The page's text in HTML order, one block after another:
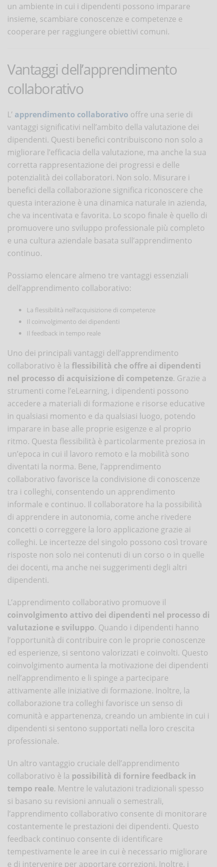
un ambiente in cui i dipendenti possono imparare
insieme, scambiare conoscenze e competenze e
cooperare per raggiungere obiettivi comuni.
Vantaggi dell’apprendimento
collaborativo
L’ apprendimento collaborativo offre una serie di
vantaggi significativi nell’ambito della valutazione dei
dipendenti. Questi benefici contribuiscono non solo a
migliorare l’efficacia della valutazione, ma anche la sua
corretta rappresentazione dei progressi e delle
potenzialità dei collaboratori. Non solo. Misurare i
benefici della collaborazione significa riconoscere che
questa interazione è una dinamica naturale in azienda,
che va incentivata e favorita. Lo scopo finale è quello di
promuovere uno sviluppo professionale più completo
e una cultura aziendale basata sull’apprendimento
continuo.
Possiamo elencare almeno tre vantaggi essenziali
dell’apprendimento collaborativo:
La flessibilità nell’acquisizione di competenze
Il coinvolgimento dei dipendenti
Il feedback in tempo reale
Uno dei principali vantaggi dell’apprendimento
collaborativo è la flessibilità che offre ai dipendenti
nel processo di acquisizione di competenze. Grazie a
strumenti come l’eLearning, i dipendenti possono
accedere a materiali di formazione e risorse educative
in qualsiasi momento e da qualsiasi luogo, potendo
imparare in base alle proprie esigenze e al proprio
ritmo. Questa flessibilità è particolarmente preziosa in
un’epoca in cui il lavoro remoto e la mobilità sono
diventati la norma. Bene, l’apprendimento
collaborativo favorisce la condivisione di conoscenze
tra i colleghi, consentendo un apprendimento
informale e continuo. Il collaboratore ha la possibilità
di apprendere in autonomia, come anche rivedere
concetti o correggere la loro applicazione grazie ai
colleghi. Le incertezze del singolo possono così trovare
risposte non solo nei contenuti di un corso o in quelle
dei docenti, ma anche nei suggerimenti degli altri
dipendenti.
L’apprendimento collaborativo promuove il
coinvolgimento attivo dei dipendenti nel processo di
valutazione e sviluppo. Quando i dipendenti hanno
l’opportunità di contribuire con le proprie conoscenze
ed esperienze, si sentono valorizzati e coinvolti. Questo
coinvolgimento aumenta la motivazione dei dipendenti
nell’apprendimento e li spinge a partecipare
attivamente alle iniziative di formazione. Inoltre, la
collaborazione tra colleghi favorisce un senso di
comunità e appartenenza, creando un ambiente in cui i
dipendenti si sentono supportati nella loro crescita
professionale.
Un altro vantaggio cruciale dell’apprendimento
collaborativo è la possibilità di fornire feedback in
tempo reale. Mentre le valutazioni tradizionali spesso
si basano su revisioni annuali o semestrali,
l’apprendimento collaborativo consente di monitorare
costantemente le prestazioni dei dipendenti. Questo
feedback continuo consente di identificare
tempestivamente le aree in cui è necessario migliorare
e di intervenire per apportare correzioni. Inoltre, i